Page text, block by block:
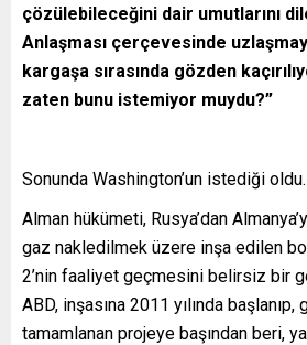
çözülebileceğini dair umutlarını
Anlaşması çerçevesinde
kargaşa sırasında gözden
zaten bunu istemiyor muydu?”
Sonunda Washington’un istediği oldu.
Alman hükümeti, Rusya’dan
gaz nakledilmek üzere inşa edilen
2’nin faaliyet geçmesini belirsiz bir
ABD, inşasına 2011 yılında
tamamlanan projeye başından beri,